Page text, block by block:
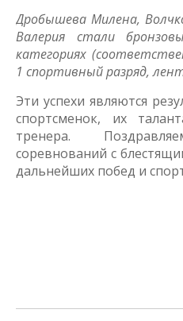
Дробышева Милена,
Валерия стали
категориях
1 спортивный разряд,
Эти успехи являются
спортсменок, их
тренера.
соревнований с
дальнейших побед и